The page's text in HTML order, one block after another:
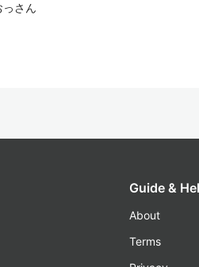
さん
Guide &
About
Terms